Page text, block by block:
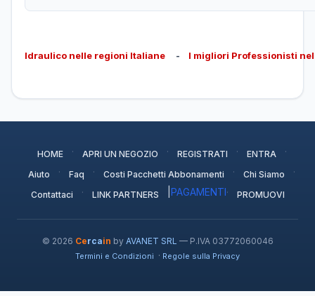
Idraulico nelle regioni Italiane - I migliori Professionisti
HOME · APRI UN NEGOZIO · REGISTRATI · ENTRA ·
Aiuto · Faq · Costi Pacchetti Abbonamenti · Chi Siamo ·
Contattaci · LINK PARTNERS PAGAMENTI· PROMUOVI
© 2026 Cercain by AVANET SRL — P.IVA 03772060046
Termini e Condizioni · Regole sulla Privacy